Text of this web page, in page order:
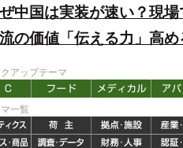
中国は実装が速い？現
の価値「伝える力」高
アップテーマ
一覧